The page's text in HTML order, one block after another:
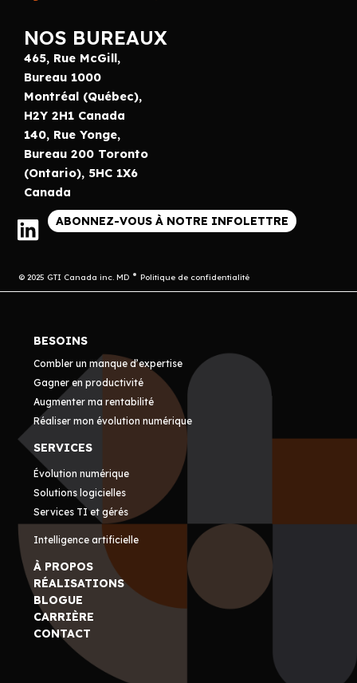
NOS BUREAUX
465, Rue McGill,
Bureau 1000
Montréal (Québec),
H2Y 2H1 Canada
140, Rue Yonge,
Bureau 200 Toronto
(Ontario), 5HC 1X6
Canada
ABONNEZ-VOUS À NOTRE INFOLETTRE
© 2025 GTI Canada inc. MD Politique de confidentialité
BESOINS
Combler un manque d’expertise
Gagner en productivité
Augmenter ma rentabilité
Réaliser mon évolution numérique
SERVICES
Évolution numérique
Solutions logicielles
Services TI et gérés
Intelligence artificielle
À PROPOS
RÉALISATIONS
BLOGUE
CARRIÈRE
CONTACT